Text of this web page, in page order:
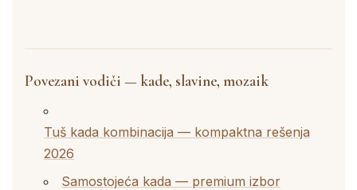
Povezani vodiči — kade, slavine, mozaik
Tuš kada kombinacija — kompaktna rešenja
2026
Samostojeća kada — premium izbor